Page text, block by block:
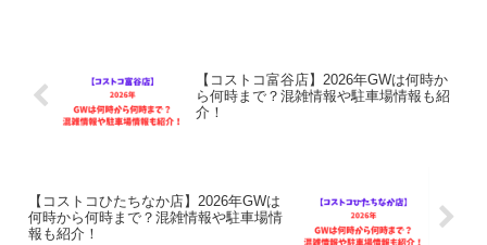
【コストコ富谷店】2026年GWは何時か
ら何時まで？混雑情報や駐車場情報も紹
介！
【コストコひたちなか店】2026年GWは
何時から何時まで？混雑情報や駐車場情
報も紹介！